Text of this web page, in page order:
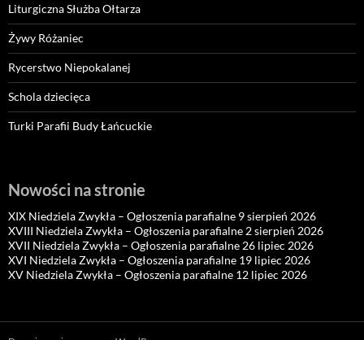
Liturgiczna Służba Ołtarza
Żywy Różaniec
Rycerstwo Niepokalanej
Schola dziecięca
Turki Parafii Budy Łańcuckie
Nowości na stronie
XIX Niedziela Zwykła – Ogłoszenia parafialne 9 sierpień 2026
XVIII Niedziela Zwykła – Ogłoszenia parafialne 2 sierpień 2026
XVII Niedziela Zwykła – Ogłoszenia parafialne 26 lipiec 2026
XVI Niedziela Zwykła – Ogłoszenia parafialne 19 lipiec 2026
XV Niedziela Zwykła – Ogłoszenia parafialne 12 lipiec 2026